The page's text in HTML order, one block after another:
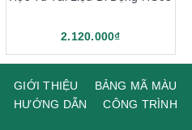
2.120.000₫
GIỚI THIỆU BẢNG MÃ MÀU
HƯỚNG DẪN
CÔNG TRÌNH